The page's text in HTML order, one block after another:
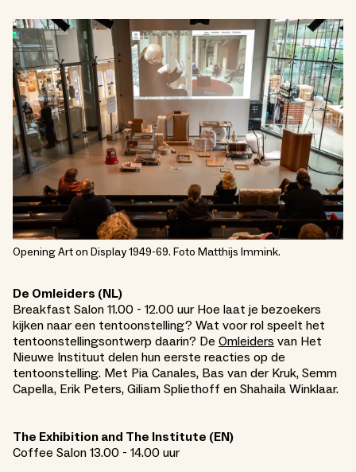
Opening Art on Display 1949-69. Foto Matthijs Immink.
De Omleiders (NL)
Breakfast Salon 11.00 - 12.00 uur Hoe laat je bezoekers
kijken naar een tentoonstelling? Wat voor rol speelt het
tentoonstellingsontwerp daarin? De Omleiders van Het
Nieuwe Instituut delen hun eerste reacties op de
tentoonstelling. Met Pia Canales, Bas van der Kruk, Semm
Capella, Erik Peters, Giliam Spliethoff en Shahaila Winklaar.
The Exhibition and The Institute (EN)
Coffee Salon 13.00 - 14.00 uur